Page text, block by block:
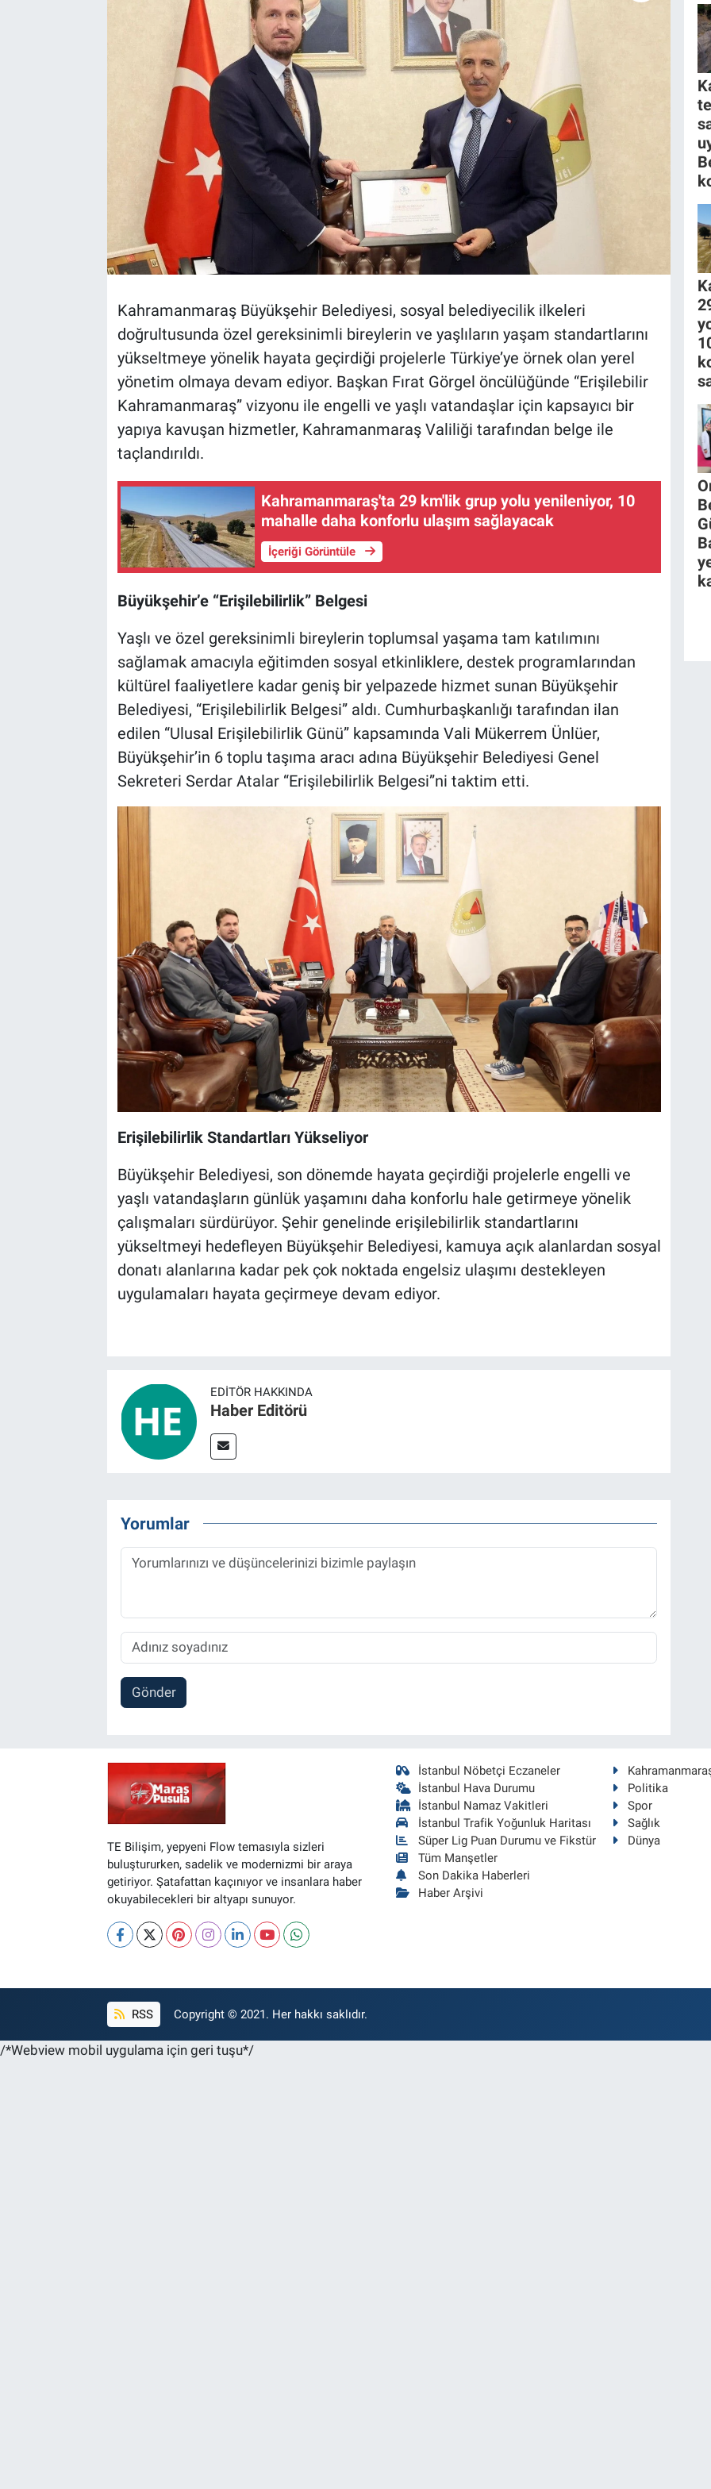
Kahramanmaraş Büyükşehir Belediyesi, sosyal belediyecilik ilkeleri
doğrultusunda özel gereksinimli bireylerin ve yaşlıların yaşam standartlarını
yükseltmeye yönelik hayata geçirdiği projelerle Türkiye’ye örnek olan yerel
yönetim olmaya devam ediyor. Başkan Fırat Görgel öncülüğünde “Erişilebilir
Kahramanmaraş” vizyonu ile engelli ve yaşlı vatandaşlar için kapsayıcı bir
yapıya kavuşan hizmetler, Kahramanmaraş Valiliği tarafından belge ile
taçlandırıldı.
Kahramanmaraş'ta 29 km'lik grup yolu yenileniyor, 10
mahalle daha konforlu ulaşım sağlayacak
İçeriği Görüntüle
Büyükşehir’e “Erişilebilirlik” Belgesi
Yaşlı ve özel gereksinimli bireylerin toplumsal yaşama tam katılımını
sağlamak amacıyla eğitimden sosyal etkinliklere, destek programlarından
kültürel faaliyetlere kadar geniş bir yelpazede hizmet sunan Büyükşehir
Belediyesi, “Erişilebilirlik Belgesi” aldı. Cumhurbaşkanlığı tarafından ilan
edilen “Ulusal Erişilebilirlik Günü” kapsamında Vali Mükerrem Ünlüer,
Büyükşehir’in 6 toplu taşıma aracı adına Büyükşehir Belediyesi Genel
Sekreteri Serdar Atalar “Erişilebilirlik Belgesi”ni taktim etti.
Erişilebilirlik Standartları Yükseliyor
Büyükşehir Belediyesi, son dönemde hayata geçirdiği projelerle engelli ve
yaşlı vatandaşların günlük yaşamını daha konforlu hale getirmeye yönelik
çalışmaları sürdürüyor. Şehir genelinde erişilebilirlik standartlarını
yükseltmeyi hedefleyen Büyükşehir Belediyesi, kamuya açık alanlardan sosyal
donatı alanlarına kadar pek çok noktada engelsiz ulaşımı destekleyen
uygulamaları hayata geçirmeye devam ediyor.
EDITÖR HAKKINDA
Haber Editörü
Yorumlar
Gönder
TE Bilişim, yepyeni Flow temasıyla sizleri
buluştururken, sadelik ve modernizmi bir araya
getiriyor. Şatafattan kaçınıyor ve insanlara haber
okuyabilecekleri bir altyapı sunuyor.
İstanbul Nöbetçi Eczaneler
İstanbul Hava Durumu
İstanbul Namaz Vakitleri
İstanbul Trafik Yoğunluk Haritası
Süper Lig Puan Durumu ve Fikstür
Tüm Manşetler
Son Dakika Haberleri
Haber Arşivi
Politika
Spor
Sağlık
Dünya
RSS Copyright © 2021. Her hakkı saklıdır.
/*Webview mobil uygulama için geri tuşu*/
HABERDE İNSAN
BİLİM VE TEKNOLOJİ